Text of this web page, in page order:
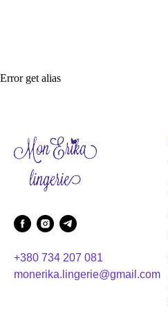
Error get alias
+380 734 207 081
monerika.lingerie@gmail.com